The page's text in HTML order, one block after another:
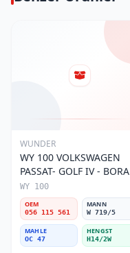
WUNDER
WY 100 VOLKSWAGEN
PASSAT- GOLF IV - BORA
056 115 561 Yağ Filtresi
WY 100
OEM
056 115 561
MANN
W 719/5
MAHLE
OC 47
HENGST
H14/2W